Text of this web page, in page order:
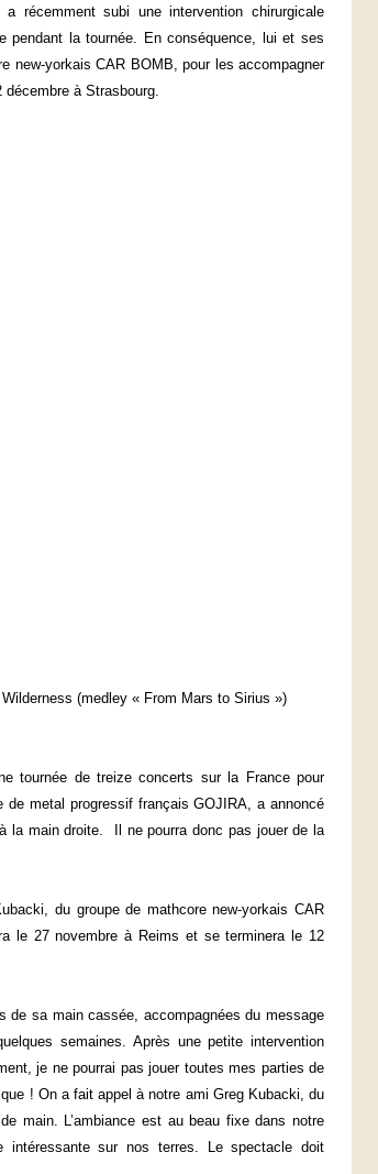
récemment subi une intervention chirurgicale
pendant la tournée. En conséquence, lui et ses
new-yorkais CAR BOMB, pour les accompagner
à Strasbourg.
(medley « From Mars to Sirius »)
tournée de treize concerts sur la France pour
de metal progressif français GOJIRA, a annoncé
la main droite. Il ne pourra donc pas jouer de la
du groupe de mathcore new-yorkais CAR
le 27 novembre à Reims et se terminera le 12
de sa main cassée, accompagnées du message
semaines. Après une petite intervention
je ne pourrai pas jouer toutes mes parties de
! On a fait appel à notre ami Greg Kubacki, du
main. L’ambiance est au beau fixe dans notre
intéressante sur nos terres. Le spectacle doit